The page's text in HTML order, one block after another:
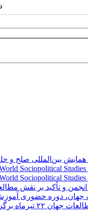
بین‌المللی صلح و
و تأکید بر نقش
جهان، دوره حضوری
برگزار می‌شود